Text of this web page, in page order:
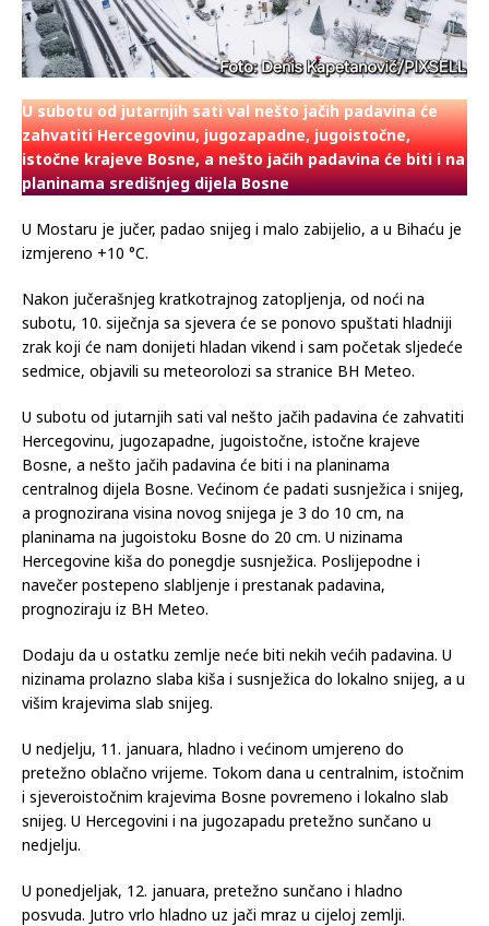
U subotu od jutarnjih sati val nešto jačih padavina će
zahvatiti Hercegovinu, jugozapadne, jugoistočne,
istočne krajeve Bosne, a nešto jačih padavina će biti i na
planinama središnjeg dijela Bosne
U Mostaru je jučer, padao snijeg i malo zabijelio, a u Bihaću je
izmjereno +10 °C.
Nakon jučerašnjeg kratkotrajnog zatopljenja, od noći na
subotu, 10. siječnja sa sjevera će se ponovo spuštati hladniji
zrak koji će nam donijeti hladan vikend i sam početak sljedeće
sedmice, objavili su meteorolozi sa stranice BH Meteo.
U subotu od jutarnjih sati val nešto jačih padavina će zahvatiti
Hercegovinu, jugozapadne, jugoistočne, istočne krajeve
Bosne, a nešto jačih padavina će biti i na planinama
centralnog dijela Bosne. Većinom će padati susnježica i snijeg,
a prognozirana visina novog snijega je 3 do 10 cm, na
planinama na jugoistoku Bosne do 20 cm. U nizinama
Hercegovine kiša do ponegdje susnježica. Poslijepodne i
navečer postepeno slabljenje i prestanak padavina,
prognoziraju iz BH Meteo.
Dodaju da u ostatku zemlje neće biti nekih većih padavina. U
nizinama prolazno slaba kiša i susnježica do lokalno snijeg, a u
višim krajevima slab snijeg.
U nedjelju, 11. januara, hladno i većinom umjereno do
pretežno oblačno vrijeme. Tokom dana u centralnim, istočnim
i sjeveroistočnim krajevima Bosne povremeno i lokalno slab
snijeg. U Hercegovini i na jugozapadu pretežno sunčano u
nedjelju.
U ponedjeljak, 12. januara, pretežno sunčano i hladno
posvuda. Jutro vrlo hladno uz jači mraz u cijeloj zemlji.